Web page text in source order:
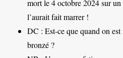
mort le 4 octobre 2024 sur
l’aurait fait marrer !
DC : Est-ce que quand on
bronzé ?